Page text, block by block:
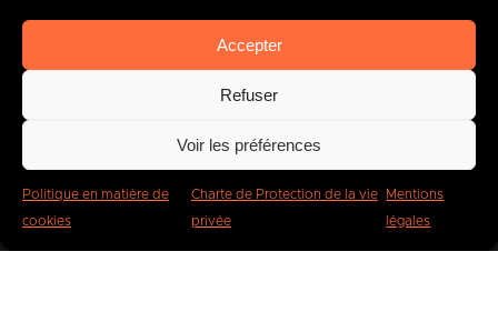
Accepter
Refuser
Voir les préférences
Politique en matière de
cookies
Charte de Protection de la vie
privée
Mentions
légales
Aujourd’hui, partenaire
400entreprises.